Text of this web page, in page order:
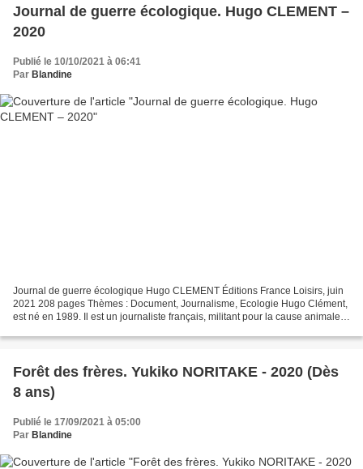
Journal de guerre écologique. Hugo CLEMENT –
2020
Publié le 10/10/2021 à 06:41
Par Blandine
Journal de guerre écologique Hugo CLEMENT Éditions France Loisirs, juin
2021 208 pages Thèmes : Document, Journalisme, Ecologie Hugo Clément,
est né en 1989. Il est un journaliste français, militant pour la cause animale
Forêt des frères. Yukiko NORITAKE - 2020 (Dès
8 ans)
Publié le 17/09/2021 à 05:00
Par Blandine